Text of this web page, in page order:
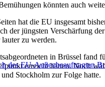
könnten auch
hat die EU insgesamt
der jüngsten Verschärfung
zu werden.
des EU-Außenbeauftragten
in Brüssel fand
erreicht hätten. Noch
Stockholm zur Folge hatte.